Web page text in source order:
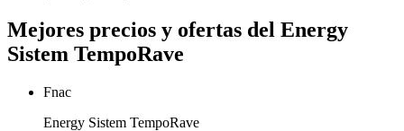
Mejores precios y ofertas del Energy
Sistem TempoRave
Fnac
Energy Sistem TempoRave